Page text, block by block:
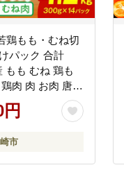
鶏もも・むね切
パック 合計
もも むね 鶏も
肉 肉 お肉 唐揚
蛮 サラダチキ
ット済み 小分
ト グルメ お取
市